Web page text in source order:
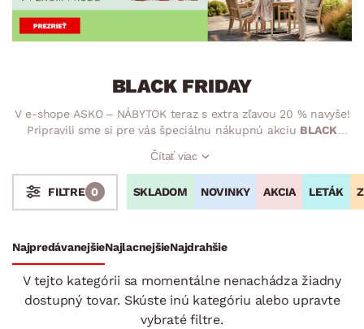
BLACK FRIDAY
V e-shope ASKO – NÁBYTOK teraz s extra zľavou 20 % navyše!
Pripravili sme si pre vás špeciálnu nákupnú akciu BLACK
v košíku, po zadaní zľavového kódu
nábytok za výhodné ceny, ktorý Vám zútulní Váš domov.
Čítať viac
SKLADOVOSŤ
SKLADOM NOVINKY AKCIA LETÁK
FILTRE 0
NajpredávanejšieNajlacnejšieNajdrahšie
V tejto kategórii sa momentálne nenachádza žiadny
dostupný tovar. Skúste inú kategóriu alebo upravte
vybraté filtre.